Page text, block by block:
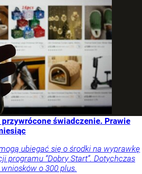
świadczenie. Prawie
ubiegać się o środki na wyprawkę
programu “Dobry Start”. Dotychczas
o 300 plus.